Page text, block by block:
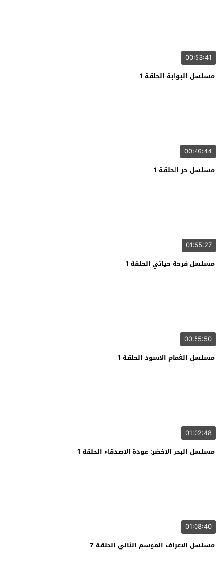
00:53:41
مسلسل البوابة الحلقة 1
00:46:44
مسلسل حر الحلقة 1
01:55:27
مسلسل فرحة حياتي الحلقة 1
00:55:50
مسلسل الغمام الاسود الحلقة 1
01:02:48
مسلسل البحر الاخضر: عودة الاصدقاء الحلقة 1
01:08:40
مسلسل الاعراف الموسم الثاني الحلقة 7